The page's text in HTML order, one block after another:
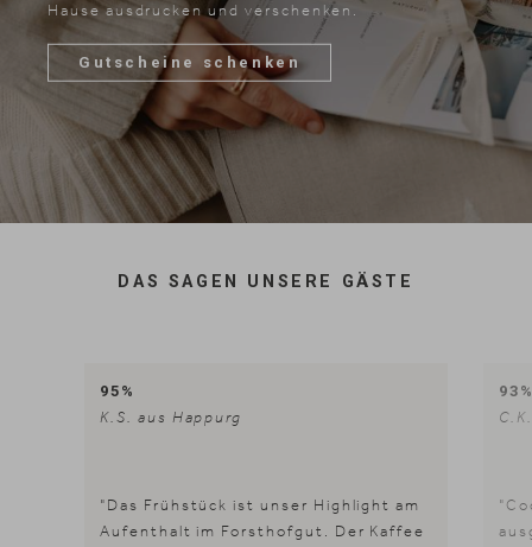
Hause ausdrucken und verschenken.
Gutscheine schenken
DAS SAGEN UNSERE GÄSTE
95%
K.S. aus Happurg
"Das Frühstück ist unser Highlight am
Aufenthalt im Forsthofgut. Der Kaffee